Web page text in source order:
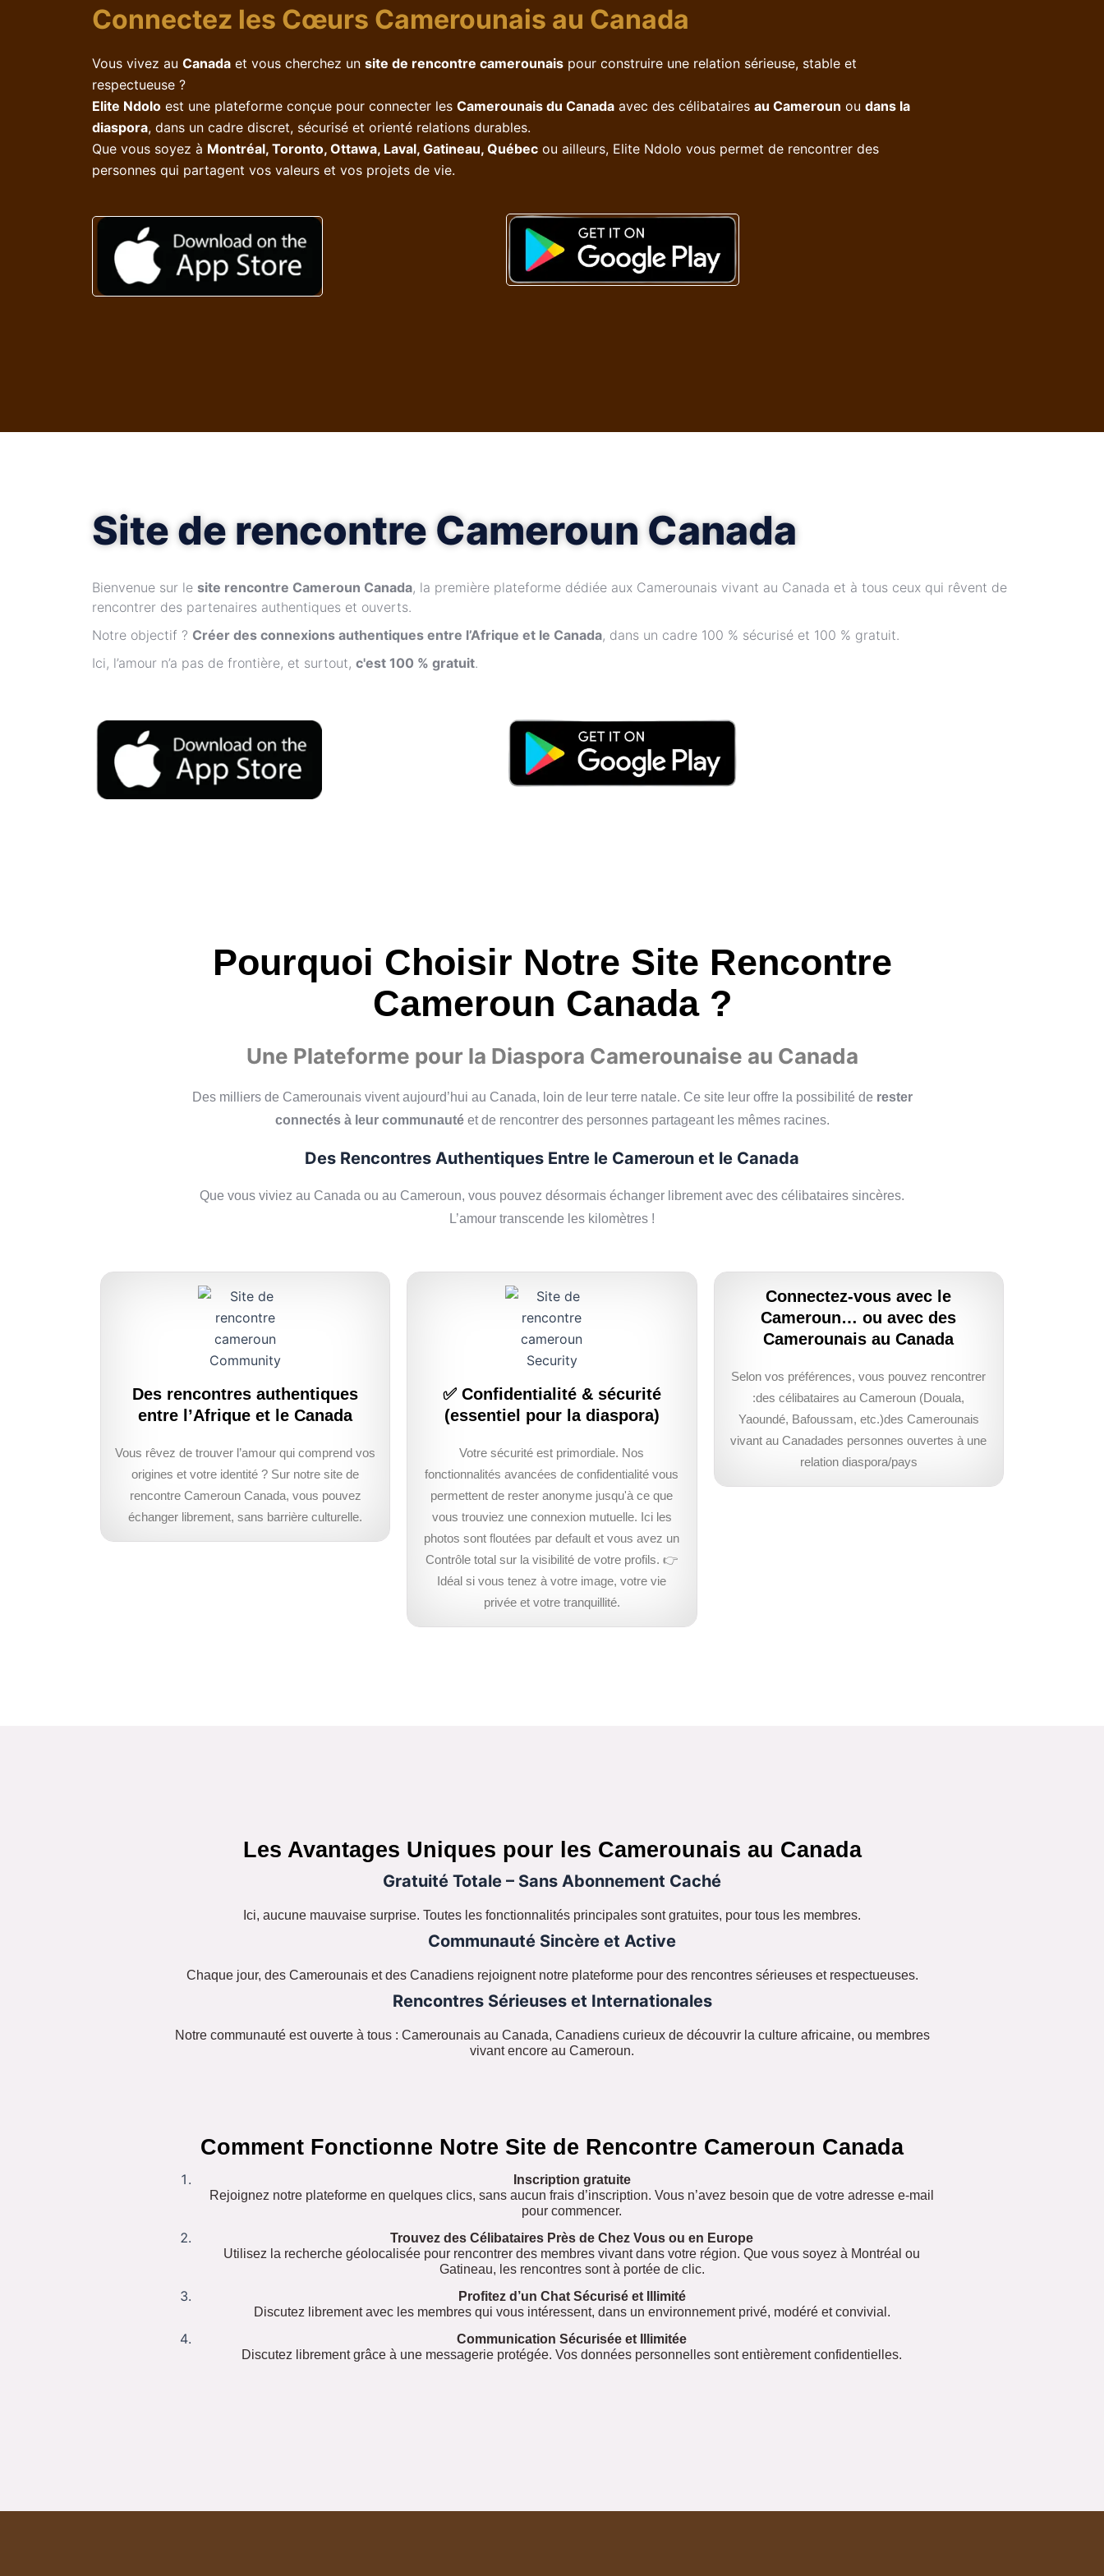
Connectez les Cœurs Camerounais au Canada
Vous vivez au Canada et vous cherchez un site de rencontre camerounais pour construire une relation sérieuse, stable et
respectueuse ?
Elite Ndolo est une plateforme conçue pour connecter les Camerounais du Canada avec des célibataires au Cameroun ou dans la
diaspora, dans un cadre discret, sécurisé et orienté relations durables.
Que vous soyez à Montréal, Toronto, Ottawa, Laval, Gatineau, Québec ou ailleurs, Elite Ndolo vous permet de rencontrer des
personnes qui partagent vos valeurs et vos projets de vie.
Site de rencontre Cameroun Canada
Bienvenue sur le site rencontre Cameroun Canada, la première plateforme dédiée aux Camerounais vivant au Canada et à tous ceux qui rêvent de
rencontrer des partenaires authentiques et ouverts.
Notre objectif ? Créer des connexions authentiques entre l’Afrique et le Canada, dans un cadre 100 % sécurisé et 100 % gratuit.
Ici, l’amour n’a pas de frontière, et surtout, c'est 100 % gratuit.
Pourquoi Choisir Notre Site Rencontre
Cameroun Canada ?
Une Plateforme pour la Diaspora Camerounaise au Canada
Des milliers de Camerounais vivent aujourd’hui au Canada, loin de leur terre natale. Ce site leur offre la possibilité de rester
connectés à leur communautéet de rencontrer des personnes partageant les mêmes racines.
Des Rencontres Authentiques Entre le Cameroun et le Canada
Que vous viviez au Canada ou au Cameroun, vous pouvez désormais échanger librement avec des célibataires sincères.
L’amour transcende les kilomètres !
Des rencontres authentiques
entre l’Afrique et le Canada
Vous rêvez de trouver l’amour qui comprend vos
origines et votre identité ? Sur notre site de
rencontre Cameroun Canada, vous pouvez
échanger librement, sans barrière culturelle.
✅ Confidentialité & sécurité
(essentiel pour la diaspora)
Votre sécurité est primordiale. Nos
fonctionnalités avancées de confidentialité vous
permettent de rester anonyme jusqu'à ce que
vous trouviez une connexion mutuelle. Ici les
photos sont floutées par default et vous avez un
Contrôle total sur la visibilité de votre profils. 👉
Idéal si vous tenez à votre image, votre vie
privée et votre tranquillité.
Connectez-vous avec le
Cameroun… ou avec des
Camerounais au Canada
Selon vos préférences, vous pouvez rencontrer
:des célibataires au Cameroun (Douala,
Yaoundé, Bafoussam, etc.)des Camerounais
vivant au Canadades personnes ouvertes à une
relation diaspora/pays
Les Avantages Uniques pour les Camerounais au Canada
Gratuité Totale – Sans Abonnement Caché
Ici, aucune mauvaise surprise. Toutes les fonctionnalités principales sont gratuites, pour tous les membres.
Communauté Sincère et Active
Chaque jour, des Camerounais et des Canadiens rejoignent notre plateforme pour des rencontres sérieuses et respectueuses.
Rencontres Sérieuses et Internationales
Notre communauté est ouverte à tous : Camerounais au Canada, Canadiens curieux de découvrir la culture africaine, ou membres
vivant encore au Cameroun.
Comment Fonctionne Notre Site de Rencontre Cameroun Canada
Inscription gratuite
Rejoignez notre plateforme en quelques clics, sans aucun frais d’inscription. Vous n’avez besoin que de votre adresse e-mail
pour commencer.
Trouvez des Célibataires Près de Chez Vous ou en Europe
Utilisez la recherche géolocalisée pour rencontrer des membres vivant dans votre région. Que vous soyez à Montréal ou
Gatineau, les rencontres sont à portée de clic.
Profitez d’un Chat Sécurisé et Illimité
Discutez librement avec les membres qui vous intéressent, dans un environnement privé, modéré et convivial.
Communication Sécurisée et Illimitée
Discutez librement grâce à une messagerie protégée. Vos données personnelles sont entièrement confidentielles.